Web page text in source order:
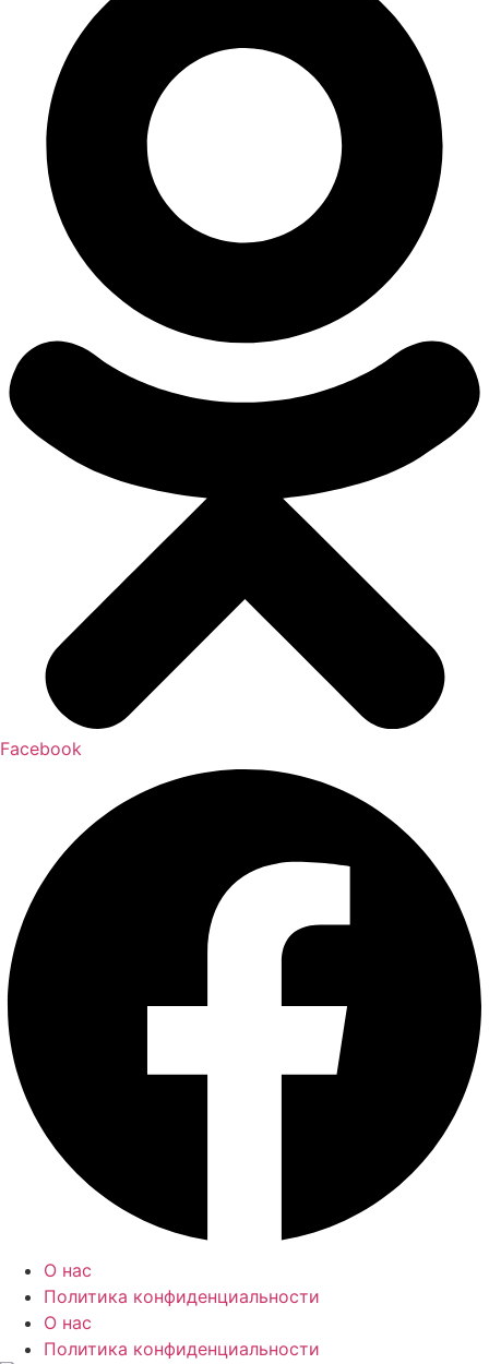
Facebook
О нас
Политика конфиденциальности
О нас
Политика конфиденциальности